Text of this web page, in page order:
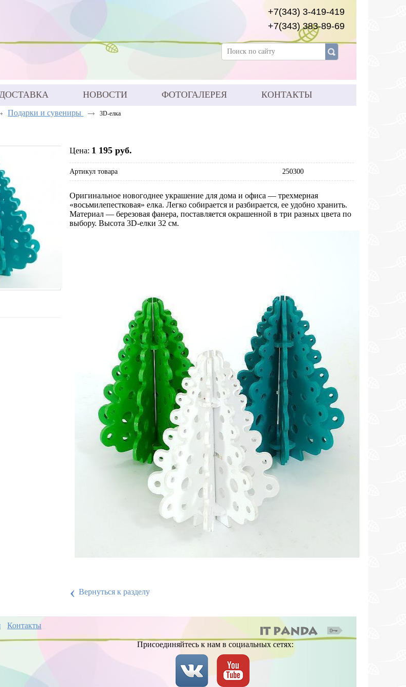
+7(343) 3-419-419
+7(343) 383-89-69
НОВОСТИ ФОТОГАЛЕРЕЯ КОНТАКТЫ
Подарки и сувениры 3D-елка
Цена: 1 195 руб.
Артикул товара 250300
Оригинальное новогоднее украшение для дома и офиса — трехмерная
«восьмилепестковая» елка. Легко собирается и разбирается, ее удобно хранить.
Материал — березовая фанера, поставляется окрашенной в три разных цвета по
выбору. Высота 3D-елки 32 см.
‹ Вернуться к разделу
Контакты
Присоединяйтесь к нам в социальных сетях: